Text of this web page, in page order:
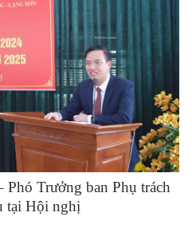
Trưởng ban Phụ trách
tại Hội nghị